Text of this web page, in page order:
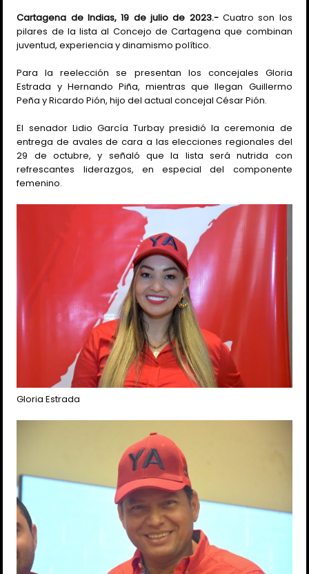
Cartagena de Indias, 19 de julio de 2023.-Cuatro son los
pilares de la lista al Concejo de Cartagena que combinan
juventud, experiencia y dinamismo político.
Para la reelección se presentan los concejales Gloria
Estrada y Hernando Piña, mientras que llegan Guillermo
Peña y Ricardo Pión, hijo del actual concejal César Pión.
El senador Lidio García Turbay presidió la ceremonia de
entrega de avales de cara a las elecciones regionales del
29 de octubre, y señaló que la lista será nutrida con
refrescantes liderazgos, en especial del componente
femenino.
Gloria Estrada